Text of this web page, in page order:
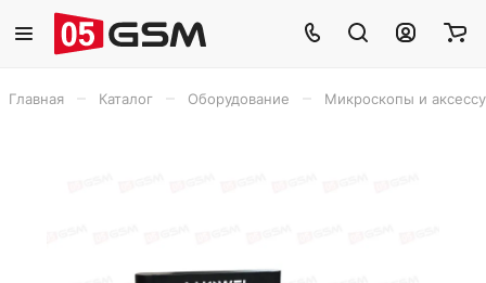
Главная Каталог Оборудование Микроскопы и